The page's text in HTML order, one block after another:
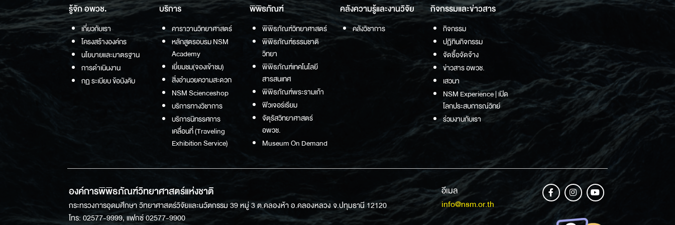
รู้จัก อพวช.
เกี่ยวกับเรา
โครงสร้างองค์กร
นโยบายและมาตรฐาน
การดำเนินงาน
กฏ ระเบียบ ข้อบังคับ
บริการ
คาราวานวิทยาศาสตร์
หลักสูตรอบรม NSM
Academy
เยี่ยมชม(จองเข้าชม)
สิ่งอำนวยความสะดวก
NSM Scienceshop
บริการทางวิชาการ
บริการนิทรรศการ
เคลื่อนที่ (Traveling
Exhibition Service)
พิพิธภัณฑ์
พิพิธภัณฑ์วิทยาศาสตร์
พิพิธภัณฑ์ธรรมชาติ
วิทยา
พิพิธภัณฑ์เทคโนโลยี
สารสนเทศ
พิพิธภัณฑ์พระรามเก้า
ฟิวเจอร์เรียม
จัตุรัสวิทยาศาสตร์
อพวช.
Museum On Demand
คลังความรู้และงานวิจัย
คลังวิชาการ
กิจกรรมและข่าวสาร
กิจกรรม
ปฏิทินกิจกรรม
จัดซื้อจัดจ้าง
ข่าวสาร อพวช.
เสวนา
NSM Experience | เปิด
โลกประสบการณ์วิทย์
ร่วมงานกับเรา
องค์การพิพิธภัณฑ์วิทยาศาสตร์แห่งชาติ
กระทรวงการอุดมศึกษา วิทยาศาสตร์วิจัยและนวัตกรรม 39 หมู่ 3 ต.คลองห้า อ.คลองหลวง จ.ปทุมธานี 12120
โทร: 02577-9999, แฟกซ์ 02577-9900
อีเมล
info@nsm.or.th